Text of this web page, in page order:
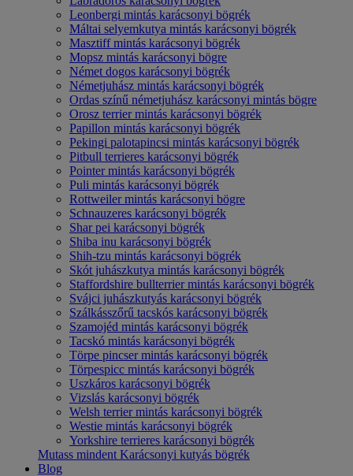
Leonbergi mintás karácsonyi bögrék
Máltai selyemkutya mintás karácsonyi bögrék
Masztiff mintás karácsonyi bögrék
Mopsz mintás karácsonyi bögre
Német dogos karácsonyi bögrék
Németjuhász mintás karácsonyi bögrék
Ordas színű németjuhász karácsonyi mintás bögre
Orosz terrier mintás karácsonyi bögrék
Papillon mintás karácsonyi bögrék
Pekingi palotapincsi mintás karácsonyi bögrék
Pitbull terrieres karácsonyi bögrék
Pointer mintás karácsonyi bögrék
Puli mintás karácsonyi bögrék
Rottweiler mintás karácsonyi bögre
Schnauzeres karácsonyi bögrék
Shar pei karácsonyi bögrék
Shiba inu karácsonyi bögrék
Shih-tzu mintás karácsonyi bögrék
Skót juhászkutya mintás karácsonyi bögrék
Staffordshire bullterrier mintás karácsonyi bögrék
Svájci juhászkutyás karácsonyi bögrék
Szálkásszőrű tacskós karácsonyi bögrék
Szamojéd mintás karácsonyi bögrék
Tacskó mintás karácsonyi bögrék
Törpe pincser mintás karácsonyi bögrék
Törpespicc mintás karácsonyi bögrék
Uszkáros karácsonyi bögrék
Vizslás karácsonyi bögrék
Welsh terrier mintás karácsonyi bögrék
Westie mintás karácsonyi bögrék
Yorkshire terrieres karácsonyi bögrék
Mutass mindent Karácsonyi kutyás bögrék
Blog